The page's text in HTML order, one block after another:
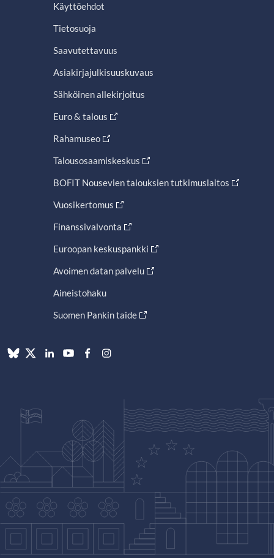
Käyttöehdot
Tietosuoja
Saavutettavuus
Asiakirjajulkisuuskuvaus
Sähköinen allekirjoitus
Euro & talous
Rahamuseo
Talousosaamiskeskus
BOFIT Nousevien talouksien tutkimuslaitos
Vuosikertomus
Finanssivalvonta
Euroopan keskuspankki
Avoimen datan palvelu
Aineistohaku
Suomen Pankin taide